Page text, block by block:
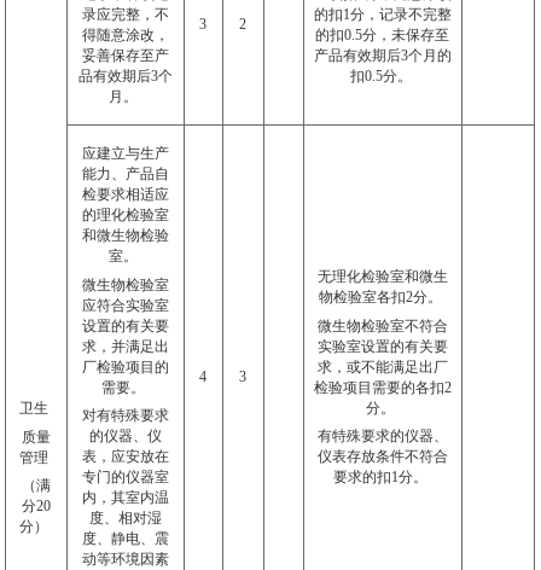
卫生
质量
管理
（满
分20
分）
录应完整，不
得随意涂改，
妥善保存至产
品有效期后3个
月。
3 2
的扣1分，记录不完整
的扣0.5分，未保存至
产品有效期后3个月的
扣0.5分。
应建立与生产
能力、产品自
检要求相适应
的理化检验室
和微生物检验
室。
微生物检验室
应符合实验室
设置的有关要
求，并满足出
厂检验项目的
需要。
对有特殊要求
的仪器、仪
表，应安放在
专门的仪器室
内，其室内温
度、相对湿
度、静电、震
动等环境因素
4 3
无理化检验室和微生
物检验室各扣2分。
微生物检验室不符合
实验室设置的有关要
求，或不能满足出厂
检验项目需要的各扣2
分。
有特殊要求的仪器、
仪表存放条件不符合
要求的扣1分。